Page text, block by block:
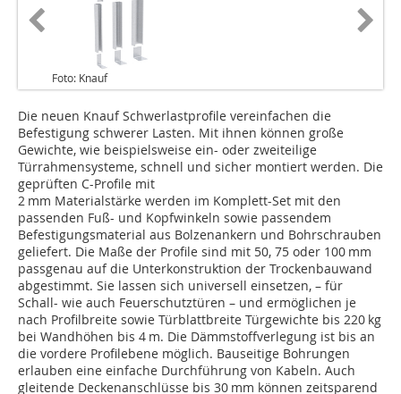
Foto: Knauf
Die neuen Knauf Schwerlastprofile vereinfachen die
Befestigung schwerer Lasten. Mit ihnen können große
Gewichte, wie beispielsweise ein- oder zweiteilige
Türrahmensysteme, schnell und sicher montiert werden. Die
geprüften C-Profile mit
2 mm Materialstärke werden im Komplett-Set mit den
passenden Fuß- und Kopfwinkeln sowie passendem
Befestigungsmaterial aus Bolzenankern und Bohrschrauben
geliefert. Die Maße der Profile sind mit 50, 75 oder 100 mm
passgenau auf die Unterkonstruktion der Trockenbauwand
abgestimmt. Sie lassen sich universell einsetzen, – für
Schall- wie auch Feuerschutztüren – und ermöglichen je
nach Profilbreite sowie Türblattbreite Türgewichte bis 220 kg
bei Wandhöhen bis 4 m. Die Dämmstoffverlegung ist bis an
die vordere Profilebene möglich. Bauseitige Bohrungen
erlauben eine einfache Durchführung von Kabeln. Auch
gleitende Deckenanschlüsse bis 30 mm können zeitsparend